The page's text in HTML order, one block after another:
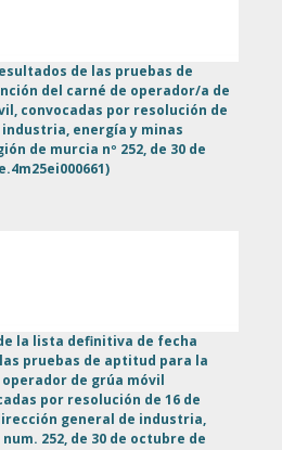
de las pruebas de
del carné de operador/a de
convocadas por resolución de
energía y minas
de murcia nº 252, de 30 de
la lista definitiva de fecha
pruebas de aptitud para la
de grúa móvil
por resolución de 16 de
general de industria,
252, de 30 de octubre de